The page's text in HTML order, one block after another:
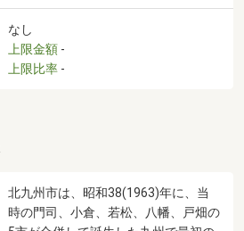
なし
上限金額 -
上限比率 -
北九州市は、昭和38(1963)年に、当
時の門司、小倉、若松、八幡、戸畑の